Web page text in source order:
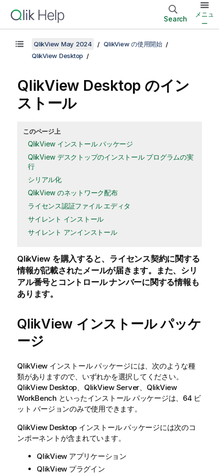
Search
メニュ
ー
QlikView May 2024
QlikView の使用開始
QlikView Desktop
QlikView Desktop のイン
ストール
このページ上
QlikView インストール パッケージ
QlikView デスクトップのインストール プログラムの実
行
シリアル化
QlikView のネットワーク配布
ライセンス認証ファイル エディタ
サイレント インストール
サイレント アンインストール
QlikView を購入すると、ライセンス契約に関する
情報が記載されたメールが届きます。また、シリ
アル番号とコントロール ナンバーに関する情報も
あります。
QlikView インストール パッケ
ージ
QlikView インストール パッケージには、次のような種
類がありますので、いずれかを選択してください。
QlikView Desktop、 QlikViewServer、 QlikView
WorkBench といったインストール パッケージは、64 ビ
ット バージョンのみで使用できます。
QlikView Desktop インストール パッケージには次のコ
ンポーネントが含まれています。
QlikView アプリケーション
QlikView プラグイン